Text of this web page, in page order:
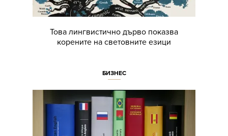
Това лингвистично дърво показва
корените на световните езици
БИЗНЕС